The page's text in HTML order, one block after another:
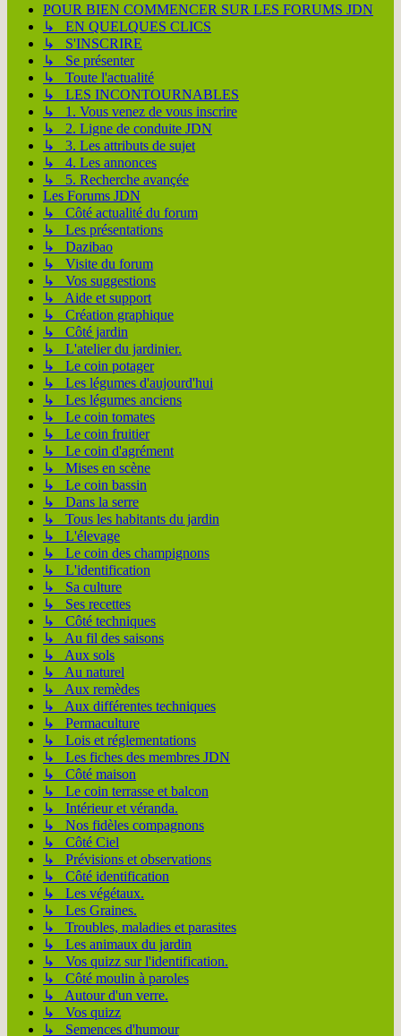
POUR BIEN COMMENCER SUR LES FORUMS JDN
↳ EN QUELQUES CLICS
↳ S'INSCRIRE
↳ Se présenter
↳ Toute l'actualité
↳ LES INCONTOURNABLES
↳ 1. Vous venez de vous inscrire
↳ 2. Ligne de conduite JDN
↳ 3. Les attributs de sujet
↳ 4. Les annonces
↳ 5. Recherche avançée
Les Forums JDN
↳ Côté actualité du forum
↳ Les présentations
↳ Dazibao
↳ Visite du forum
↳ Vos suggestions
↳ Aide et support
↳ Création graphique
↳ Côté jardin
↳ L'atelier du jardinier.
↳ Le coin potager
↳ Les légumes d'aujourd'hui
↳ Les légumes anciens
↳ Le coin tomates
↳ Le coin fruitier
↳ Le coin d'agrément
↳ Mises en scène
↳ Le coin bassin
↳ Dans la serre
↳ Tous les habitants du jardin
↳ L'élevage
↳ Le coin des champignons
↳ L'identification
↳ Sa culture
↳ Ses recettes
↳ Côté techniques
↳ Au fil des saisons
↳ Aux sols
↳ Au naturel
↳ Aux remèdes
↳ Aux différentes techniques
↳ Permaculture
↳ Lois et réglementations
↳ Les fiches des membres JDN
↳ Côté maison
↳ Le coin terrasse et balcon
↳ Intérieur et véranda.
↳ Nos fidèles compagnons
↳ Côté Ciel
↳ Prévisions et observations
↳ Côté identification
↳ Les végétaux.
↳ Les Graines.
↳ Troubles, maladies et parasites
↳ Les animaux du jardin
↳ Vos quizz sur l'identification.
↳ Côté moulin à paroles
↳ Autour d'un verre.
↳ Vos quizz
↳ Semences d'humour